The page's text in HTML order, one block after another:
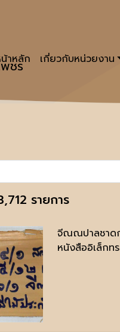
ชร
าหลัก เกี่ยวกับหน่วยงาน
รายการ
จีณณปาลชาด
หนังสืออิเล็กท